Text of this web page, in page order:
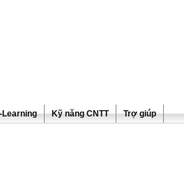
Learning Kỹ năng CNTT Trợ giúp